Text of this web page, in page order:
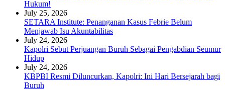
Hukum!
July 25, 2026
SETARA Institute: Penanganan Kasus Febrie Belum
Menjawab Isu Akuntabilitas
July 24, 2026
Kapolri Sebut Perjuangan Buruh Sebagai Pengabdian Seumur
Hidup
July 24, 2026
KBPBI Resmi Diluncurkan, Kapolri: Ini Hari Bersejarah bagi
Buruh